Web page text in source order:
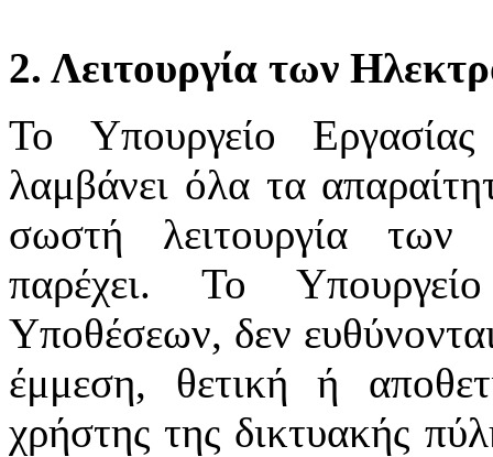
2. Λειτουργία των
Το Υπουργείο
λαμβάνει όλα τα
σωστή λειτουργία των
παρέχει. Το
Υποθέσεων, δεν
έμμεση, θετική ή
χρήστης της δικτυακής